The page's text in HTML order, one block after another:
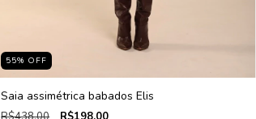
55% OFF
Saia assimétrica babados Elis